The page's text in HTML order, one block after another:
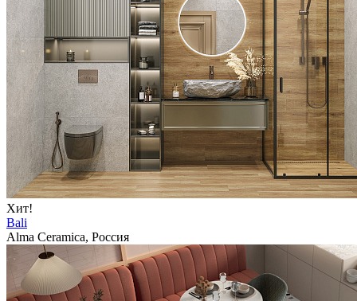
Хит!
Bali
Alma Ceramica, Россия